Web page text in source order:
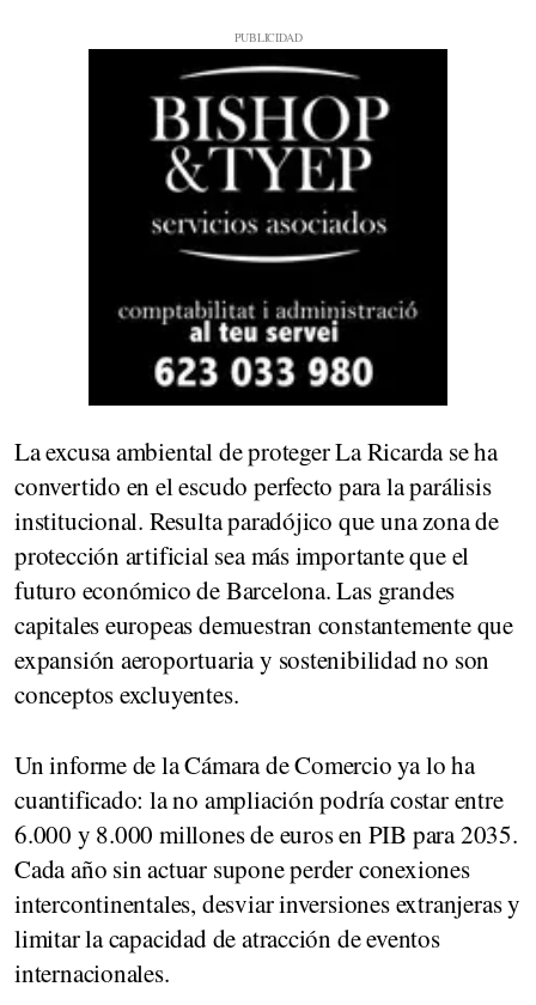
La excusa ambiental de proteger La Ricarda se ha
convertido en el escudo perfecto para la parálisis
institucional. Resulta paradójico que una zona de
protección artificial sea más importante que el
futuro económico de Barcelona. Las grandes
capitales europeas demuestran constantemente que
expansión aeroportuaria y sostenibilidad no son
conceptos excluyentes.
Un informe de la Cámara de Comercio ya lo ha
cuantificado: la no ampliación podría costar entre
6.000 y 8.000 millones de euros en PIB para 2035.
Cada año sin actuar supone perder conexiones
intercontinentales, desviar inversiones extranjeras y
limitar la capacidad de atracción de eventos
internacionales.